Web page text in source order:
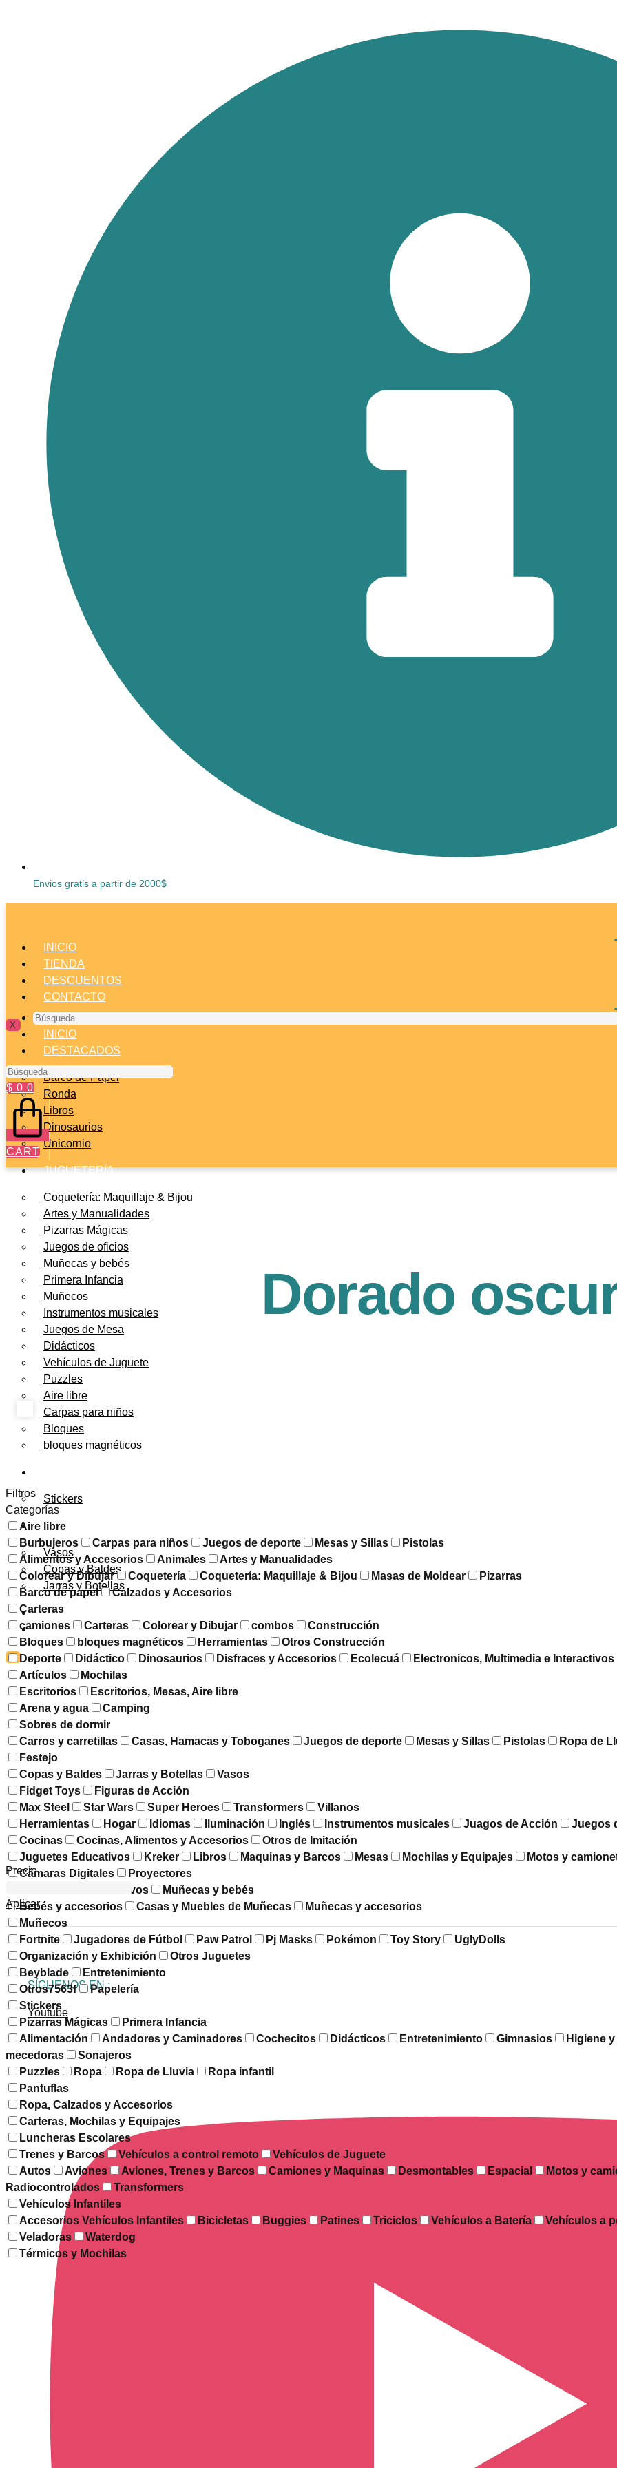
Envios gratis a partir de 2000$
INICIO
TIENDA
DESCUENTOS
CONTACTO
X
Búsqueda
INICIO
DESTACADOS
Barco de Papel
Ronda
Libros
Dinosaurios
Unicornio
JUGUETERÍA
Coquetería: Maquillaje & Bijou
Artes y Manualidades
Pizarras Mágicas
Juegos de oficios
Muñecas y bebés
Primera Infancia
Muñecos
Instrumentos musicales
Juegos de Mesa
Didácticos
Vehículos de Juguete
Puzzles
Aire libre
Carpas para niños
Bloques
bloques magnéticos
Stickers
FESTEJOS
Vasos
Copas y Baldes
Jarras y Botellas
DESCUENTOS
CONTACTO
X
Búsqueda
$ 0 0
CART
Dorado
Filtros
Categorías
Aire libre
Burbujeros
Carpas para niños Juegos de deporte Mesas y Sillas
Pistolas
Alimentos y Accesorios
Animales
Artes y Manualidades
Colorear y Dibujar
Coquetería Coquetería: Maquillaje & Bijou Masas de Moldear
Pizarras
Barco de papel
Calzados y Accesorios
Carteras
camiones
Carteras Colorear y Dibujar combos
Construcción
Bloques
bloques magnéticos Herramientas
Otros Construcción
Deporte
Didáctico Dinosaurios Disfraces y Accesorios Ecolecuá
Electronicos, Multimedia e Interactivos
Artículos
Mochilas
Escritorios
Escritorios, Mesas, Aire libre
Arena y agua
Camping
Sobres de dormir
Carros y carretillas
Casas, Hamacas y Toboganes Juegos de deporte Mesas y Sillas Pistolas
Ropa de
Festejo
Copas y Baldes
Jarras y Botellas
Vasos
Fidget Toys
Figuras de Acción
Max Steel
Star Wars Super Heroes Transformers
Villanos
Herramientas
Hogar Idiomas Iluminación Inglés Instrumentos musicales Juagos de Acción
Juegos
Cocinas
Cocinas, Alimentos y Accesorios
Otros de Imitación
Juguetes Educativos
Kreker Libros Maquinas y Barcos Mesas Mochilas y Equipajes
Motos y
Cámaras Digitales
Proyectores
Multimedia e Interactivos
Muñecas y bebés
Bebés y accesorios
Casas y Muebles de Muñecas
Muñecas y accesorios
Muñecos
Fortnite
Jugadores de Fútbol Paw Patrol Pj Masks Pokémon Toy Story
UglyDolls
Organización y Exhibición
Otros Juguetes
Beyblade
Entretenimiento
Otros7563f
Papelería
Stickers
Pizarras Mágicas
Primera Infancia
Alimentación
Andadores y Caminadores Cochecitos Didácticos Entretenimiento Gimnasios
Higiene
mecedoras
Sonajeros
Puzzles
Ropa Ropa de Lluvia
Ropa infantil
Pantuflas
Ropa, Calzados y Accesorios
Carteras, Mochilas y Equipajes
Luncheras Escolares
Trenes y Barcos
Vehículos a control remoto
Vehículos de Juguete
Autos
Aviones Aviones, Trenes y Barcos Camiones y Maquinas Desmontables Espacial
Motos y
Radiocontrolados
Transformers
Vehículos Infantiles
Accesorios Vehículos Infantiles
Bicicletas Buggies Patines Triciclos Vehículos a Batería
Vehículos a
Veladoras
Waterdog
Térmicos y Mochilas
Precio
Aplicar
SÍGUENOS EN :
Youtube